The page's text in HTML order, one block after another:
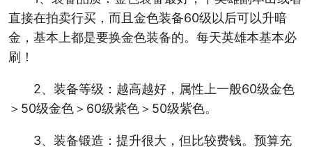
直接在拍卖行买，而且金色装备60级以后可以升暗
金，基本上都是要换金色装备的。每天英雄本基本必
刷！
2、装备等级：越高越好，属性上一般60级金色
＞50级金色＞60级紫色＞50级紫色。
3、装备锻造：提升很大，但比较费钱。预算充